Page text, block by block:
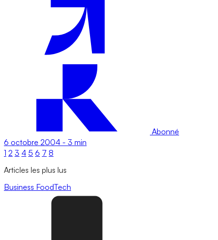
Abonné
6 octobre 2004 - 3 min
1 2 3 4 5 6 7 8
Articles les plus lus
Business FoodTech